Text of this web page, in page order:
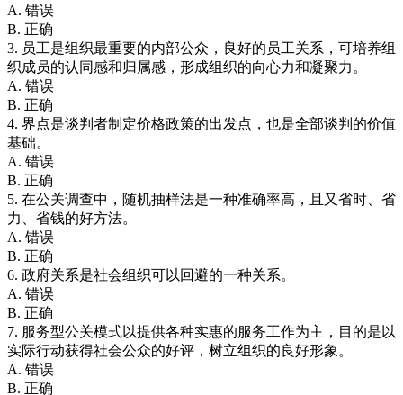
A. 错误
B. 正确
3. 员工是组织最重要的内部公众，良好的员工关系，可培养组
织成员的认同感和归属感，形成组织的向心力和凝聚力。
A. 错误
B. 正确
4. 界点是谈判者制定价格政策的出发点，也是全部谈判的价值
基础。
A. 错误
B. 正确
5. 在公关调查中，随机抽样法是一种准确率高，且又省时、省
力、省钱的好方法。
A. 错误
B. 正确
6. 政府关系是社会组织可以回避的一种关系。
A. 错误
B. 正确
7. 服务型公关模式以提供各种实惠的服务工作为主，目的是以
实际行动获得社会公众的好评，树立组织的良好形象。
A. 错误
B. 正确